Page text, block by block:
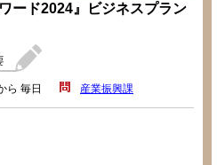
ード2024』ビジネスプラン
ら 毎日 産業振興課